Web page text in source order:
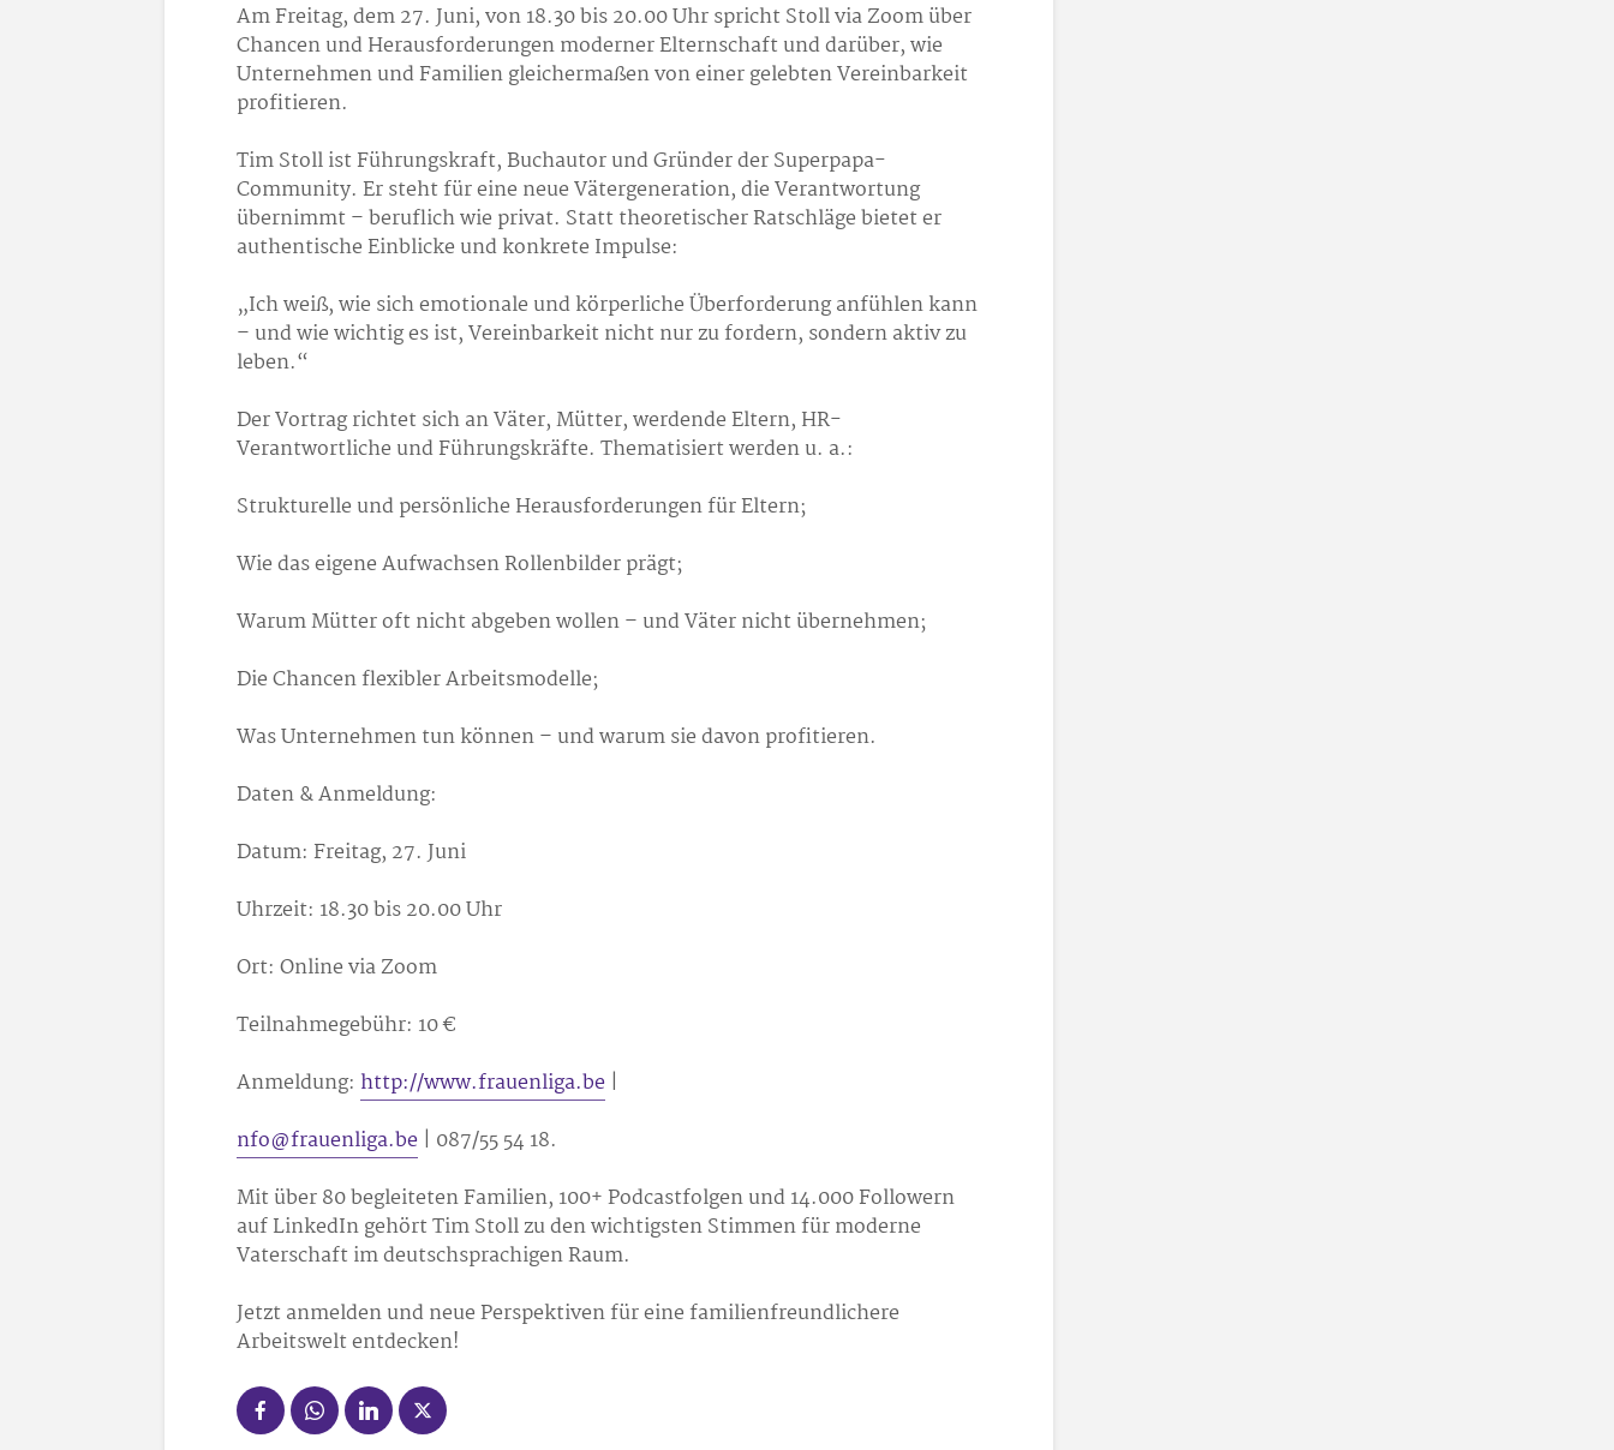
Am Freitag, dem 27. Juni, von 18.30 bis 20.00 Uhr spricht Stoll via Zoom über
Chancen und Herausforderungen moderner Elternschaft und darüber, wie
Unternehmen und Familien gleichermaßen von einer gelebten Vereinbarkeit
profitieren.
Tim Stoll ist Führungskraft, Buchautor und Gründer der Superpapa-
Community. Er steht für eine neue Vätergeneration, die Verantwortung
übernimmt – beruflich wie privat. Statt theoretischer Ratschläge bietet er
authentische Einblicke und konkrete Impulse:
„Ich weiß, wie sich emotionale und körperliche Überforderung anfühlen kann
– und wie wichtig es ist, Vereinbarkeit nicht nur zu fordern, sondern aktiv zu
leben.“
Der Vortrag richtet sich an Väter, Mütter, werdende Eltern, HR-
Verantwortliche und Führungskräfte. Thematisiert werden u. a.:
Strukturelle und persönliche Herausforderungen für Eltern;
Wie das eigene Aufwachsen Rollenbilder prägt;
Warum Mütter oft nicht abgeben wollen – und Väter nicht übernehmen;
Die Chancen flexibler Arbeitsmodelle;
Was Unternehmen tun können – und warum sie davon profitieren.
Daten & Anmeldung:
Datum: Freitag, 27. Juni
Uhrzeit: 18.30 bis 20.00 Uhr
Ort: Online via Zoom
Teilnahmegebühr: 10 €
Anmeldung: http://www.frauenliga.be |
nfo@frauenliga.be | 087/55 54 18.
Mit über 80 begleiteten Familien, 100+ Podcastfolgen und 14.000 Followern
auf LinkedIn gehört Tim Stoll zu den wichtigsten Stimmen für moderne
Vaterschaft im deutschsprachigen Raum.
Jetzt anmelden und neue Perspektiven für eine familienfreundlichere
Arbeitswelt entdecken!